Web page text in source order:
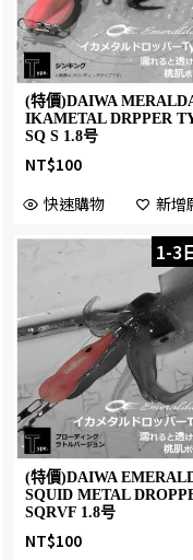
(特價)DAIWA
IKAMETAL DRPPER
SQ S 1.8号
NT$100
快速購物
新增
1-3
(特價)DAIWA
SQUID METAL
SQRVF 1.8号
NT$100